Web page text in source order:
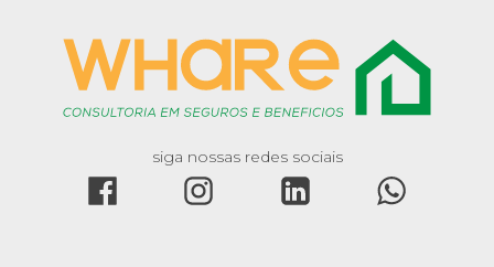
siga nossas redes sociais